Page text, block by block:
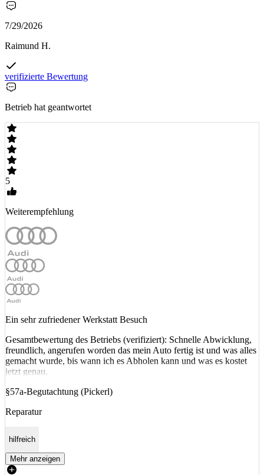
7/29/2026
Raimund H.
verifizierte Bewertung
Betrieb hat geantwortet
5
Weiterempfehlung
Ein sehr zufriedener Werkstatt Besuch
Gesamtbewertung des Betriebs (verifiziert): Schnelle Abwicklung,
freundlich, angerufen worden das mein Auto fertig ist und was alles
gemacht wurde, bis wann ich es Abholen kann und was es kostet
jetzt genau.
§57a-Begutachtung (Pickerl)
Reparatur
hilfreich
Mehr anzeigen